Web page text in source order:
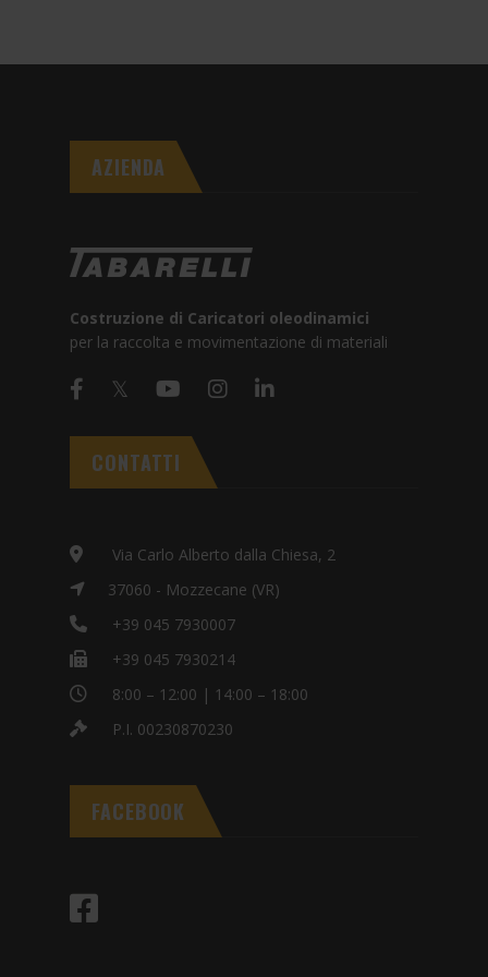
AZIENDA
Costruzione di Caricatori oleodinamici
per la raccolta e movimentazione di materiali
CONTATTI
Via Carlo Alberto dalla Chiesa, 2
37060 - Mozzecane (VR)
+39 045 7930007
+39 045 7930214
8:00 – 12:00 | 14:00 – 18:00
P.I. 00230870230
FACEBOOK